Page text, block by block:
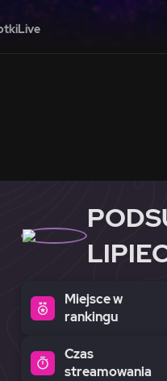
Live
Miejsce w
rankingu
Czas
streamowania